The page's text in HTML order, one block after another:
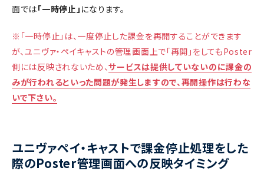
面では「一時停止」 になります。
※「一時停止」は、一度停止した課金を再開することができます
が、ユニヴァ・ペイキャストの管理画面上で「再開」をしてもPoster
側には反映されないため、サービスは提供していないのに課金の
みが行われるといった問題が発生しますので、再開操作は行わな
いで下さい。
ユニヴァペイ・キャストで課金停止処理をした
際のPoster管理画面への反映タイミング